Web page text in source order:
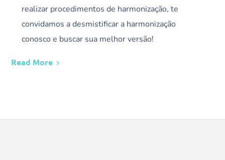
realizar procedimentos de harmonização, te
convidamos a desmistificar a harmonização
conosco e buscar sua melhor versão!
Read More